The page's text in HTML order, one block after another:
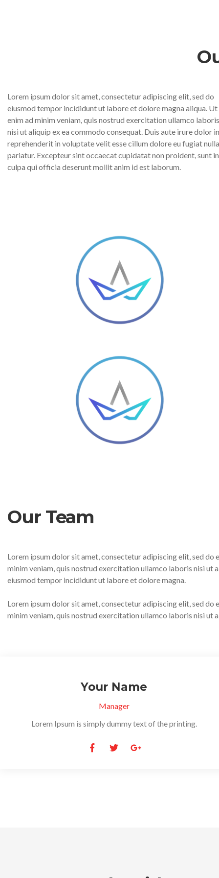
Lorem ipsum dolor sit amet, consectetur adipiscing elit, sed do
eiusmod tempor incididunt ut labore et dolore magna aliqua. Ut
enim ad minim veniam, quis nostrud exercitation ullamco laboris
nisi ut aliquip ex ea commodo consequat. Duis aute irure dolor in
reprehenderit in voluptate velit esse cillum dolore eu fugiat nulla
pariatur. Excepteur sint occaecat cupidatat non proident, sunt in
culpa qui officia deserunt mollit anim id est laborum.
Our Team
Lorem ipsum dolor sit amet, consectetur adipiscing elit, sed
minim veniam, quis nostrud exercitation ullamco laboris nisi ut
eiusmod tempor incididunt ut labore et dolore magna.
Lorem ipsum dolor sit amet, consectetur adipiscing elit, sed
minim veniam, quis nostrud exercitation ullamco laboris nisi ut
Your Name
Manager
Lorem Ipsum is simply dummy text of the printing.